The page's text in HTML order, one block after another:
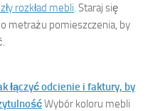
rozkład mebli. Staraj się
metrażu pomieszczenia, by
łączyć odcienie i faktury, by
Wybór koloru mebli